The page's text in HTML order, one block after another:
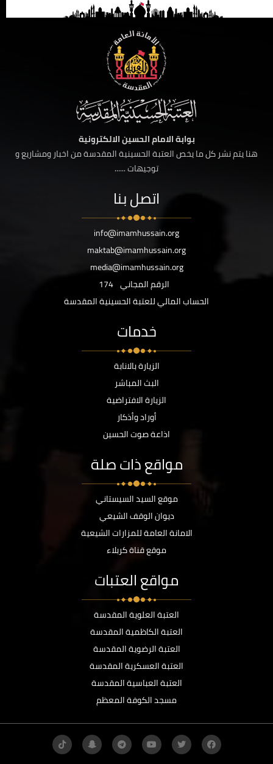
بوابة الامام الحسين الالكترونية
هنا يتم نشر كل ما يخص العتبة الحسينية المقدسة من اخبار ومشاريع و
توجيهات ......
اتصل بنا
info@imamhussain.org
maktab@imamhussain.org
media@imamhussain.org
الرقم المجاني 174
الحساب المالي للعتبة الحسينية المقدسة
خدمات
الزيارة بالانابة
البث المباشر
الزيارة الافتراضية
أوراد وأذكار
اذاعة صوت الحسين
مواقع ذات صلة
موقع السيد السيستاني
ديوان الوقف الشيعي
الامانة العامة للمزارات الشيعية
موقع قناة كربلاء
مواقع العتبات
العتبة العلوية المقدسة
العتبة الكاظمية المقدسة
العتبة الرضوية المقدسة
العتبة العسكرية المقدسة
العتبة العباسية المقدسة
مسجد الكوفة المعظم